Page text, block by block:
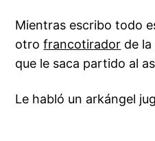
Mientras escribo todo
otrofrancotirador de
que le saca partido al
Le habló un arkángel